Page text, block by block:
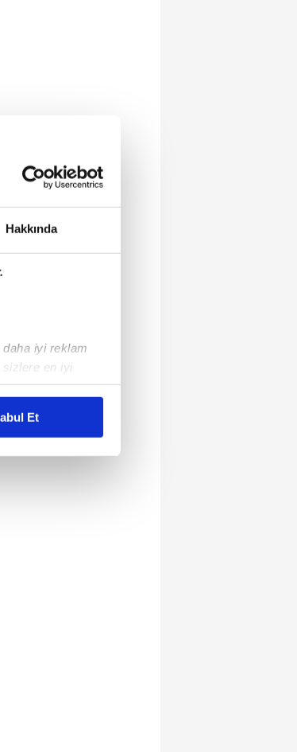
Hakkında
iyi reklam
sizlere en iyi
karşılamak
Bu
Et